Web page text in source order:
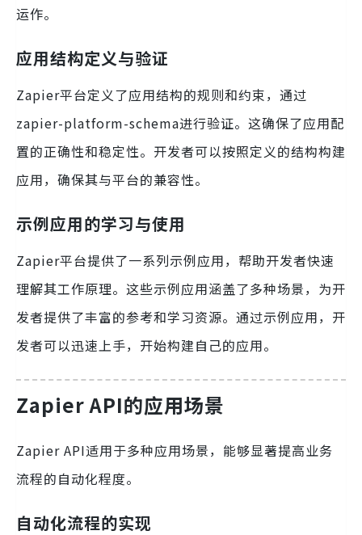
运作。
应用结构定义与验证
Zapier平台定义了应用结构的规则和约束，通过
zapier-platform-schema进行验证。这确保了应用配
置的正确性和稳定性。开发者可以按照定义的结构构建
应用，确保其与平台的兼容性。
示例应用的学习与使用
Zapier平台提供了一系列示例应用，帮助开发者快速
理解其工作原理。这些示例应用涵盖了多种场景，为开
发者提供了丰富的参考和学习资源。通过示例应用，开
发者可以迅速上手，开始构建自己的应用。
Zapier API的应用场景
Zapier API适用于多种应用场景，能够显著提高业务
流程的自动化程度。
自动化流程的实现